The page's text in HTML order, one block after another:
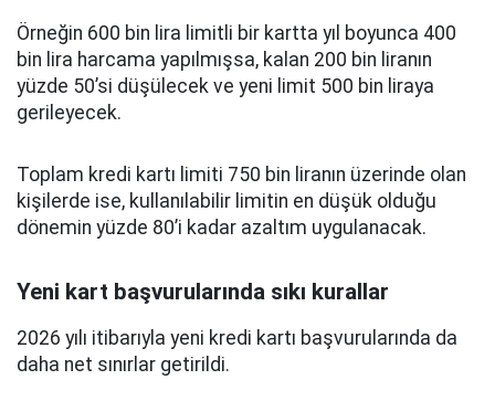
Örneğin 600 bin lira limitli bir kartta yıl boyunca 400
bin lira harcama yapılmışsa, kalan 200 bin liranın
yüzde 50’si düşülecek ve yeni limit 500 bin liraya
gerileyecek.
Toplam kredi kartı limiti 750 bin liranın üzerinde olan
kişilerde ise, kullanılabilir limitin en düşük olduğu
dönemin yüzde 80’i kadar azaltım uygulanacak.
Yeni kart başvurularında sıkı kurallar
2026 yılı itibarıyla yeni kredi kartı başvurularında da
daha net sınırlar getirildi.